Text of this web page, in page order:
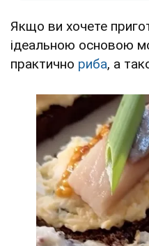
Якщо ви хочете
ідеальною основою
практично риба, а